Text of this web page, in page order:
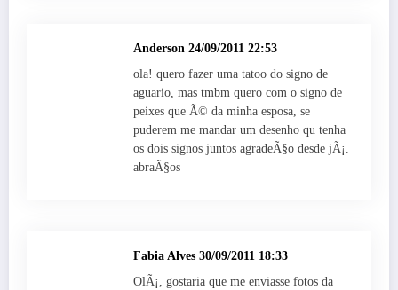
Anderson 24/09/2011 22:53
ola! quero fazer uma tatoo do signo de
aguario, mas tmbm quero com o signo de
peixes que Ã© da minha esposa, se
puderem me mandar um desenho qu tenha
os dois signos juntos agradeÃ§o desde jÃ¡.
abraÃ§os
Fabia Alves 30/09/2011 18:33
OlÃ¡, gostaria que me enviasse fotos da